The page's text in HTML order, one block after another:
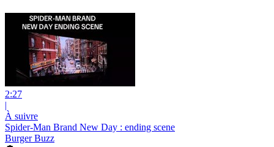
2:27
|
À suivre
Spider-Man Brand New Day : ending scene
Burger Buzz